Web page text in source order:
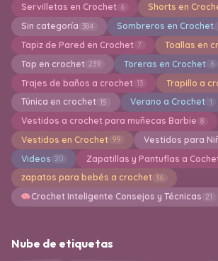
Servilletas en Crochet 6 Shorts en
Sin categoría 384 Sombreros en Crochet
Tapiz de Pared en Crochet 7 Toallas en
Top en crochet 239 Toreras en Crochet 6
Trajes de baños a crochet 13 Trapillo a
Túnica en crochet 15 Verano a Crochet 1
Vestidos a crochet para muñecas Barbie 8
Vestidos en Crochet 99 Vestidos para
Videos 20 Zapatillas y Pantuflas a
zapatos para bebés a crochet 36
Crochet Inteligente Consejos y Técnicas 21
Nube de etiquetas